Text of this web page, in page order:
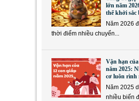
lớn năm
thể khởi sắc
Năm 2026
thời điểm nhiều chuyển...
Vận hạn
năm 2025:
cơ luôn rình
Năm 2025
nhiều biến